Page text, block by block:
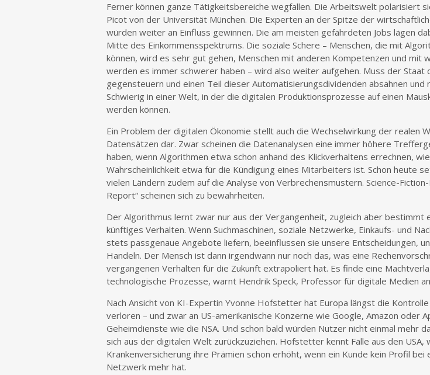
Ferner können ganze Tätigkeitsbereiche wegfallen. Die Arbeitswelt polarisiert
Picot von der Universität München. Die Experten an der Spitze der
würden weiter an Einfluss gewinnen. Die am meisten gefährdeten Jobs lägen
Mitte des Einkommensspektrums. Die soziale Schere – Menschen, die mit
können, wird es sehr gut gehen, Menschen mit anderen Kompetenzen und mit
werden es immer schwerer haben – wird also weiter aufgehen. Muss der Staat
gegensteuern und einen Teil dieser Automatisierungsdividenden absahnen und
Schwierig in einer Welt, in der die digitalen Produktionsprozesse auf einen
werden können.
Ein Problem der digitalen Ökonomie stellt auch die Wechselwirkung der realen
Datensätzen dar. Zwar scheinen die Datenanalysen eine immer höhere
haben, wenn Algorithmen etwa schon anhand des Klickverhaltens errechnen,
Wahrscheinlichkeit etwa für die Kündigung eines Mitarbeiters ist. Schon heute
vielen Ländern zudem auf die Analyse von Verbrechensmustern. Science-
Report“ scheinen sich zu bewahrheiten.
Der Algorithmus lernt zwar nur aus der Vergangenheit, zugleich aber bestimmt
künftiges Verhalten. Wenn Suchmaschinen, soziale Netzwerke, Einkaufs- und
stets passgenaue Angebote liefern, beeinflussen sie unsere Entscheidungen,
Handeln. Der Mensch ist dann irgendwann nur noch das, was eine
vergangenen Verhalten für die Zukunft extrapoliert hat. Es finde eine
technologische Prozesse, warnt Hendrik Speck, Professor für digitale Medien
Nach Ansicht von KI-Expertin Yvonne Hofstetter hat Europa längst die
verloren – und zwar an US-amerikanische Konzerne wie Google, Amazon oder
Geheimdienste wie die NSA. Und schon bald würden Nutzer nicht einmal mehr
sich aus der digitalen Welt zurückzuziehen. Hofstetter kennt Fälle aus den USA,
Krankenversicherung ihre Prämien schon erhöht, wenn ein Kunde kein Profil bei
Netzwerk mehr hat.